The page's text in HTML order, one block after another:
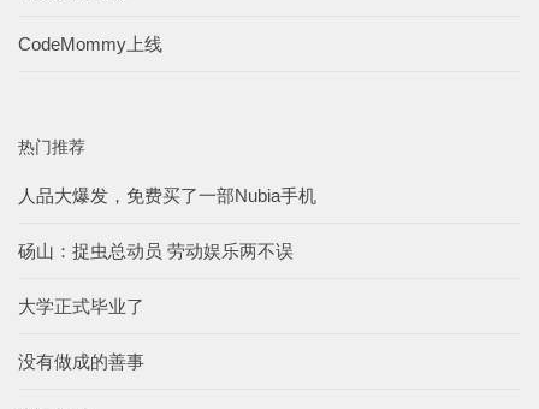
CodeMommy上线
热门推荐
人品大爆发，免费买了一部Nubia手机
砀山：捉虫总动员 劳动娱乐两不误
大学正式毕业了
没有做成的善事